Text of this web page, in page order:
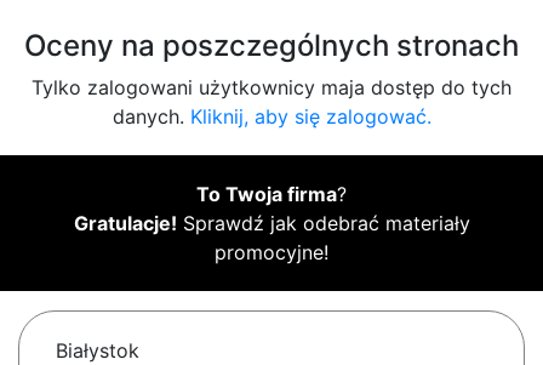
Oceny na poszczególnych stronach
Tylko zalogowani użytkownicy maja dostęp do tych
danych. Kliknij, aby się zalogować.
To Twoja firma?
Gratulacje! Sprawdź jak odebrać materiały
promocyjne!
Białystok